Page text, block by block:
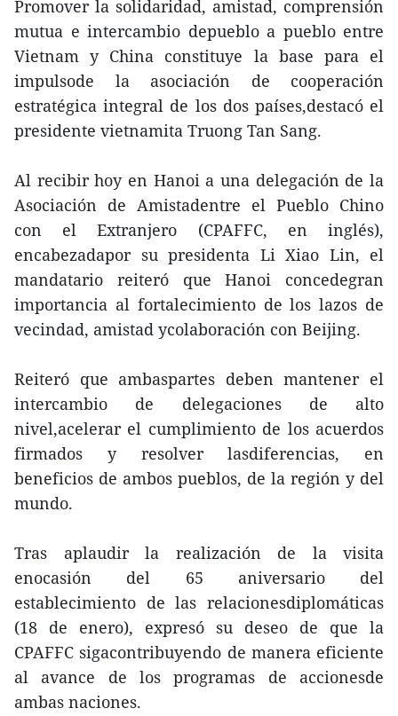
Promover la solidaridad, amistad, comprensión
mutua e intercambio depueblo a pueblo entre
Vietnam y China constituye la base para el
impulsode la asociación de cooperación
estratégica integral de los dos países,destacó el
presidente vietnamita Truong Tan Sang.
Al recibir hoy en Hanoi a una delegación de la
Asociación de Amistadentre el Pueblo Chino
con el Extranjero (CPAFFC, en inglés),
encabezadapor su presidenta Li Xiao Lin, el
mandatario reiteró que Hanoi concedegran
importancia al fortalecimiento de los lazos de
vecindad, amistad ycolaboración con Beijing.
Reiteró que ambaspartes deben mantener el
intercambio de delegaciones de alto
nivel,acelerar el cumplimiento de los acuerdos
firmados y resolver lasdiferencias, en
beneficios de ambos pueblos, de la región y del
mundo.
Tras aplaudir la realización de la visita
enocasión del 65 aniversario del
establecimiento de las relacionesdiplomáticas
(18 de enero), expresó su deseo de que la
CPAFFC sigacontribuyendo de manera eficiente
al avance de los programas de accionesde
ambas naciones.